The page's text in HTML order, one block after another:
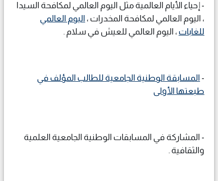
- إحياء الأيام العالمية مثل اليوم العالمي لمكافحة السيدا
، اليوم العالمي لمكافحة المخدرات ، اليوم العالمي
للغابات ، اليوم العالمي للعيش في سلام .
- المسابقة الوطنية الجامعية للطالب المؤلف في
طبعتها الأولى
- المشاركة في المسابقات الوطنية الجامعية العلمية
والثقافية .